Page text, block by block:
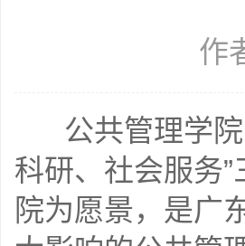
作
公共管理学院
科研、社会服务
院为愿景，是广